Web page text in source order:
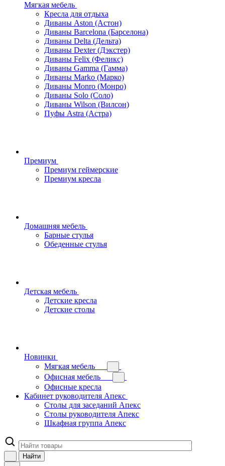
Мягкая мебель
Кресла для отдыха
Диваны Aston (Астон)
Диваны Barcelona (Барселона)
Диваны Delta (Дельта)
Диваны Dexter (Дэкстер)
Диваны Felix (Феликс)
Диваны Gamma (Гамма)
Диваны Marko (Марко)
Диваны Monro (Монро)
Диваны Solo (Соло)
Диваны Wilson (Вилсон)
Пуфы Astra (Астра)
Премиум
Премиум геймерские
Премиум кресла
Домашняя мебель
Барные стулья
Обеденные стулья
Детская мебель
Детские кресла
Детские столы
Новинки
Мягкая мебель
Офисная мебель
Офисные кресла
Кабинет руководителя Апекс
Столы для заседаний Апекс
Столы руководителя Апекс
Шкафная группа Апекс
Найти